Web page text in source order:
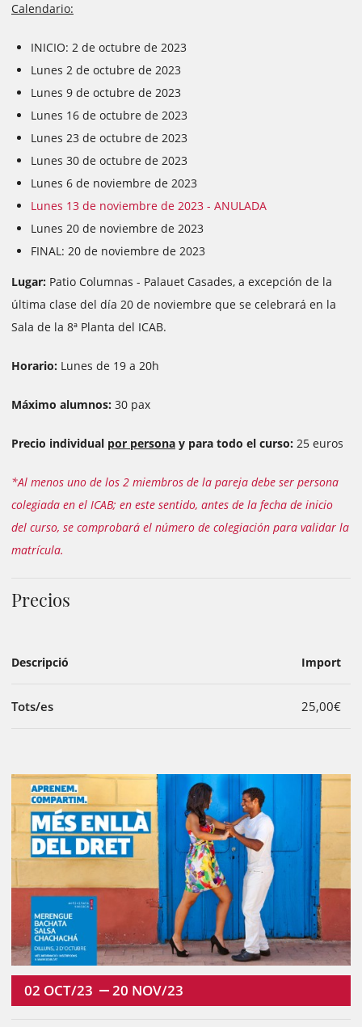
Calendario:
INICIO: 2 de octubre de 2023
Lunes 2 de octubre de 2023
Lunes 9 de octubre de 2023
Lunes 16 de octubre de 2023
Lunes 23 de octubre de 2023
Lunes 30 de octubre de 2023
Lunes 6 de noviembre de 2023
Lunes 13 de noviembre de 2023 - ANULADA
Lunes 20 de noviembre de 2023
FINAL: 20 de noviembre de 2023
Lugar: Patio Columnas - Palauet Casades, a excepción de la
última clase del día 20 de noviembre que se celebrará en la
Sala de la 8ª Planta del ICAB.
Horario: Lunes de 19 a 20h
Máximo alumnos: 30 pax
Precio individual por persona y para todo el curso: 25 euros
*Al menos uno de los 2 miembros de la pareja debe ser persona
colegiada en el ICAB; en este sentido, antes de la fecha de inicio
del curso, se comprobará el número de colegiación para validar la
matrícula.
Precios
Descripció Import
Tots/es 25,00€
02 OCT/23 20 NOV/23